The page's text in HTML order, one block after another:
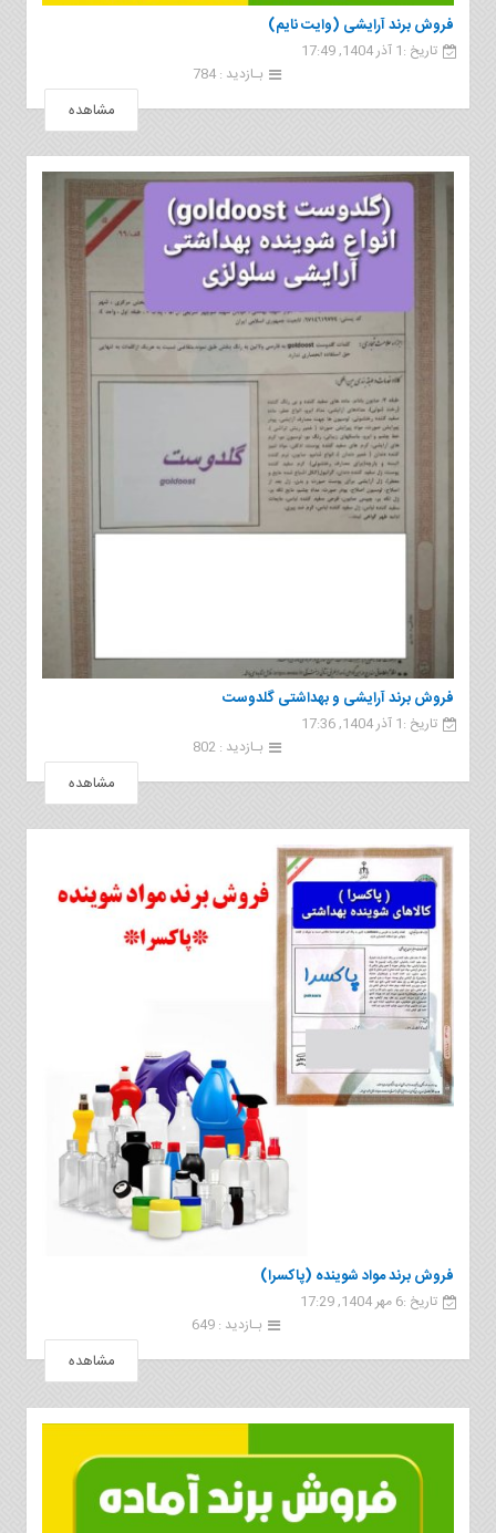
فروش برند آرایشی (وایت نایم)
تاریخ :1 آذر 1404, 17:49
بـازدید : 784
مشاهده
فروش برند آرایشی و بهداشتی گلدوست
تاریخ :1 آذر 1404, 17:36
بـازدید : 802
مشاهده
فروش برند مواد شوینده (پاکسرا)
تاریخ :6 مهر 1404, 17:29
بـازدید : 649
مشاهده